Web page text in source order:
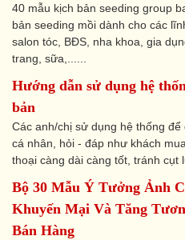
40 mẫu kịch bản seeding group
bản seeding mồi dành cho các
salon tóc, BĐS, nha khoa, gia
trang, sữa,......
Hướng dẫn sử dụng hệ
bản
Các anh/chị sử dụng hệ thống
cá nhân, hỏi - đáp như khách
thoại càng dài càng tốt, tránh cụt
Bộ 30 Mẫu Ý Tưởng Ảnh
Khuyến Mại Và Tăng
Bán Hàng